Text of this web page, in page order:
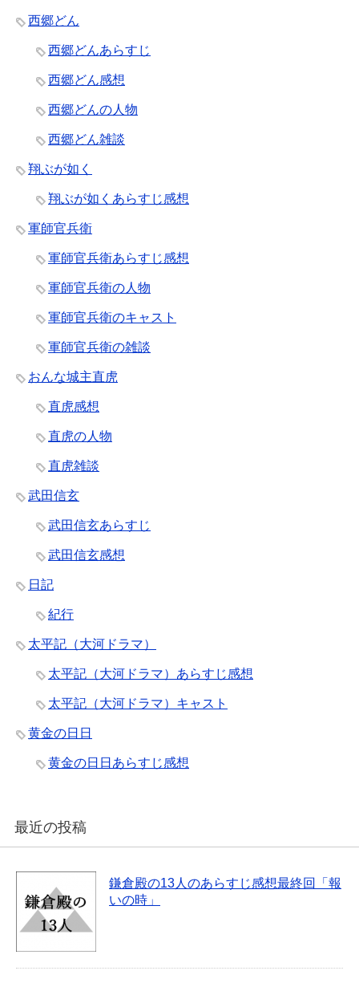
西郷どん
西郷どんあらすじ
西郷どん感想
西郷どんの人物
西郷どん雑談
翔ぶが如く
翔ぶが如くあらすじ感想
軍師官兵衛
軍師官兵衛あらすじ感想
軍師官兵衛の人物
軍師官兵衛のキャスト
軍師官兵衛の雑談
おんな城主直虎
直虎感想
直虎の人物
直虎雑談
武田信玄
武田信玄あらすじ
武田信玄感想
日記
紀行
太平記（大河ドラマ）
太平記（大河ドラマ）あらすじ感想
太平記（大河ドラマ）キャスト
黄金の日日
黄金の日日あらすじ感想
最近の投稿
鎌倉殿の13人のあらすじ感想最終回「報
いの時」